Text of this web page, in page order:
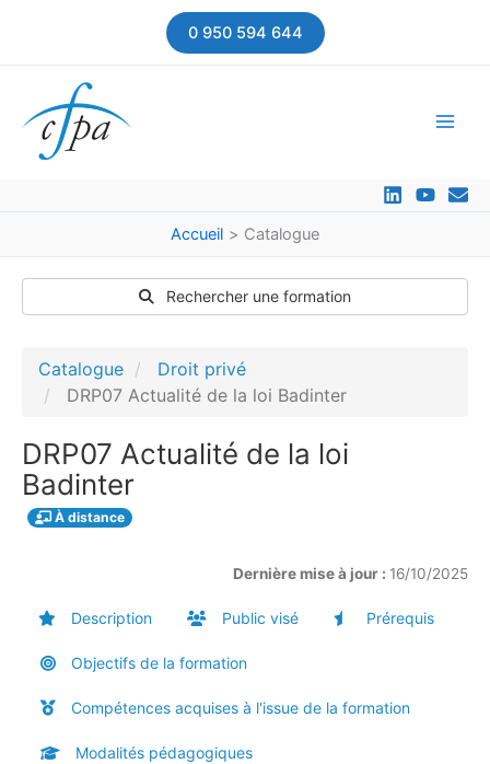
0 950 594 644
Accueil Catalogue
Rechercher une formation
Catalogue
Droit privé
DRP07 Actualité de la loi Badinter
DRP07 Actualité de la loi
Badinter
À distance
Dernière mise à jour : 16/10/2025
Description Public visé Prérequis
Objectifs de la formation
Compétences acquises à l'issue de la formation
Modalités pédagogiques